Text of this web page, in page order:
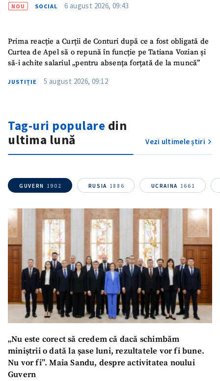
NOU SOCIAL 6 august 2026, 09:43
Prima reacție a Curții de Conturi după ce a fost obligată de
Curtea de Apel să o repună în funcție pe Tatiana Vozian și
să-i achite salariul „pentru absența forțată de la muncă”
JUSTIȚIE 5 august 2026, 09:12
Tag-uri populare din
ultima lună
Vezi ultimele știri
GUVERN 1902 RUSIA 1886 UCRAINA 1661
„Nu este corect să credem că dacă schimbăm
miniștrii o dată la șase luni, rezultatele vor fi bune.
Nu vor fi”. Maia Sandu, despre activitatea noului
Guvern